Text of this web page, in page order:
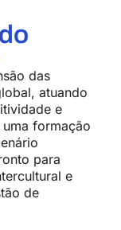
das
atuando
e
formação
para
e
de